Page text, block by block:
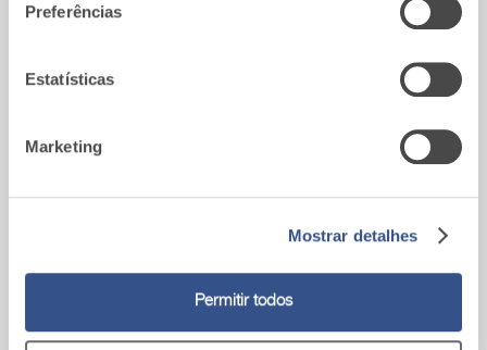
Preferências
Estatísticas
Marketing
Mostrar detalhes
Permitir todos
Para qualquer problema, por favor,